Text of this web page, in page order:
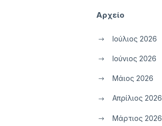
Αρχείο
Ιούλιος 2026
Ιούνιος 2026
Μάιος 2026
Απρίλιος 2026
Μάρτιος 2026